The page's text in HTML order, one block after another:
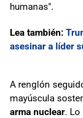
humanas".
Lea también:
asesinar a líder
A renglón
mayúscula
arma nuclear. Lo